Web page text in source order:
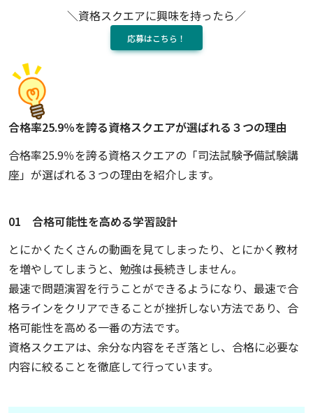
＼資格スクエアに興味を持ったら／
応募はこちら！
合格率25.9％を誇る資格スクエアが選ばれる３つの理由
合格率25.9％を誇る資格スクエアの「司法試験予備試験講
座」が選ばれる３つの理由を紹介します。
01 合格可能性を高める学習設計
とにかくたくさんの動画を見てしまったり、とにかく教材
を増やしてしまうと、勉強は長続きしません。
最速で問題演習を行うことができるようになり、最速で合
格ラインをクリアできることが挫折しない方法であり、合
格可能性を高める一番の方法です。
資格スクエアは、余分な内容をそぎ落とし、合格に必要な
内容に絞ることを徹底して行っています。